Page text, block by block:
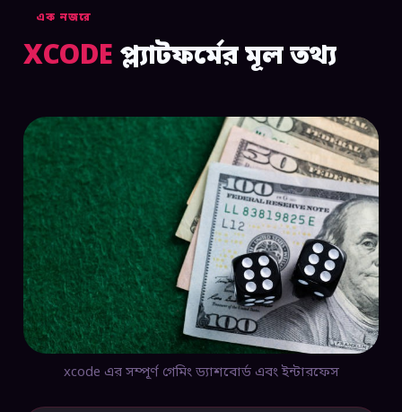
এক নজরে
XCODE প্ল্যাটফর্মের মূল তথ্য
xcode এর সম্পূর্ণ গেমিং ড্যাশবোর্ড এবং ইন্টারফেস